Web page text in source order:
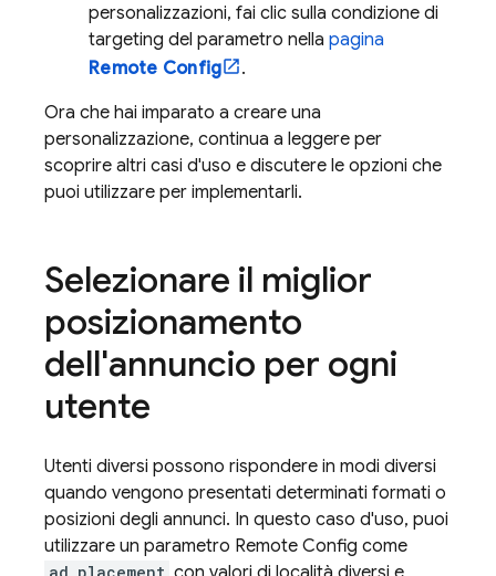
personalizzazioni, fai clic sulla condizione di
targeting del parametro nella pagina
Remote Config
.
Ora che hai imparato a creare una
personalizzazione, continua a leggere per
scoprire altri casi d'uso e discutere le opzioni che
puoi utilizzare per implementarli.
Selezionare il miglior
posizionamento
dell'annuncio per ogni
utente
Utenti diversi possono rispondere in modi diversi
quando vengono presentati determinati formati o
posizioni degli annunci. In questo caso d'uso, puoi
utilizzare un parametro Remote Config come